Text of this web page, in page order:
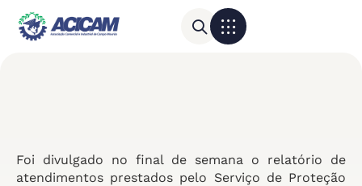
Foi divulgado no final de semana o relatório de
atendimentos prestados pelo Serviço de Proteção